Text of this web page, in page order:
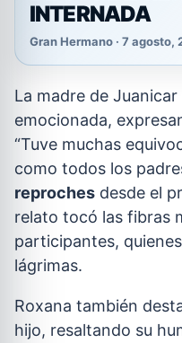
INTERNADA
Gran Hermano · 7 agosto,
La madre de
emocionada,
“Tuve muchas
como todos los
reproches desde el
relato tocó las fibras
participantes,
lágrimas.
Roxana también
hijo, resaltando su